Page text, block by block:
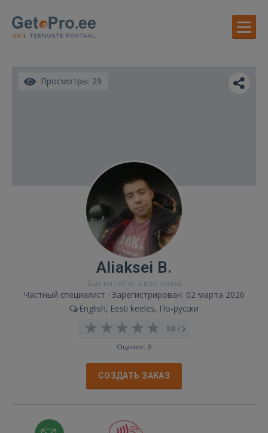
Просмотры: 29
Aliaksei B.
Был на сайте: 4 мес. назад
Частный специалист · Зарегистрирован: 02 марта 2026
English, Eesti keeles, По-русски
0,0 / 5
Оценок: 0
СОЗДАТЬ ЗАКАЗ